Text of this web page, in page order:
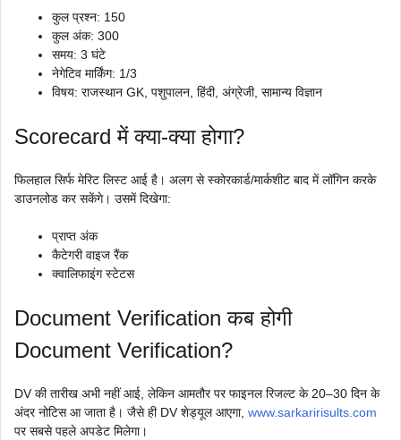
कुल प्रश्न: 150
कुल अंक: 300
समय: 3 घंटे
नेगेटिव मार्किंग: 1/3
विषय: राजस्थान GK, पशुपालन, हिंदी, अंग्रेजी, सामान्य विज्ञान
Scorecard में क्या-क्या होगा?
फिलहाल सिर्फ मेरिट लिस्ट आई है। अलग से स्कोरकार्ड/मार्कशीट बाद में लॉगिन करके
डाउनलोड कर सकेंगे। उसमें दिखेगा:
प्राप्त अंक
कैटेगरी वाइज रैंक
क्वालिफाइंग स्टेटस
Document Verification कब होगी
Document Verification?
DV की तारीख अभी नहीं आई, लेकिन आमतौर पर फाइनल रिजल्ट के 20–30 दिन के
अंदर नोटिस आ जाता है। जैसे ही DV शेड्यूल आएगा, www.sarkaririsults.com
पर सबसे पहले अपडेट मिलेगा।